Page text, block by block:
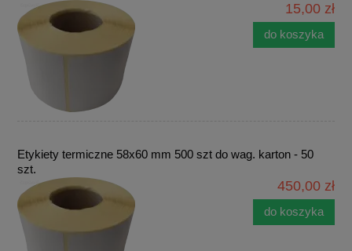
15,00 zł
do koszyka
Etykiety termiczne 58x60 mm 500 szt do wag. karton - 50
szt.
450,00 zł
do koszyka